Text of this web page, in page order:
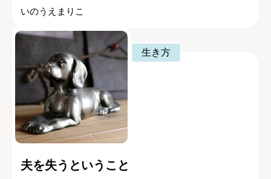
いのうえまりこ
生き方
夫を失うということ